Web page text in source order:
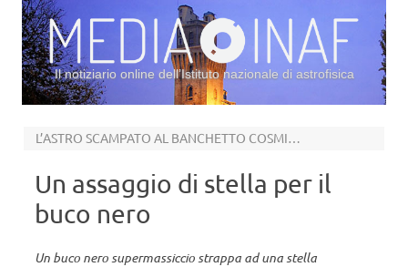
Il notiziario online dell’Istituto nazionale di astrofisica
L’ASTRO SCAMPATO AL BANCHETTO COSMICO
Un assaggio di stella per il
buco nero
Un buco nero supermassiccio strappa ad una stella